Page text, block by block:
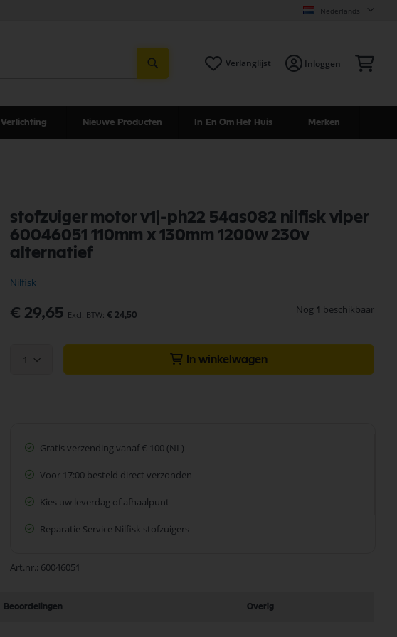
Nederlands
Verlanglijst Inloggen
Verlichting Nieuwe Producten In En Om Het Huis Merken
stofzuiger motor v1j-ph22 54as082 nilfisk viper
60046051 110mm x 130mm 1200w 230v
alternatief
Nilfisk
€ 29,65 € 24,50 Nog 1 beschikbaar
1 In winkelwagen
Gratis verzending vanaf € 100 (NL)
Voor 17:00 besteld direct verzonden
Kies uw leverdag of afhaalpunt
Reparatie Service Nilfisk stofzuigers
Art.nr. 60046051
Beoordelingen Overig